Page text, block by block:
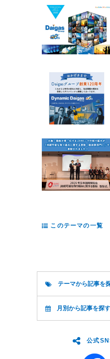
このテーマの一覧
テーマから記事を
月別から記事を探す
公式